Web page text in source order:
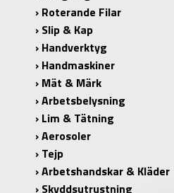
Roterande Filar
Slip & Kap
Handverktyg
Handmaskiner
Mät & Märk
Arbetsbelysning
Lim & Tätning
Aerosoler
Tejp
Arbetshandskar & Kläder
Skyddsutrustning